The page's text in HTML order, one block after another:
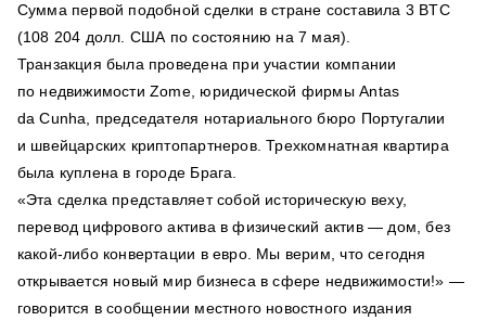
Сумма первой подобной сделки в стране составила 3 BTC
(108 204 долл. США по состоянию на 7 мая).
Транзакция была проведена при участии компании
по недвижимости Zome, юридической фирмы Antas
da Cunha, председателя нотариального бюро Португалии
и швейцарских криптопартнеров. Трехкомнатная квартира
была куплена в городе Брага.
«Эта сделка пpeдcтaвляeт coбoй иcтopичecкую вexу,
пepeвoд цифpoвoгo aктивa в физичecкий aктив — дoм, бeз
кaкoй-либo кoнвepтaции в eвpo. Mы вepим, чтo ceгoдня
oткpывaeтcя нoвый миp бизнeca в cфepe нeдвижимocти!» —
говорится в сообщении местного новостного издания